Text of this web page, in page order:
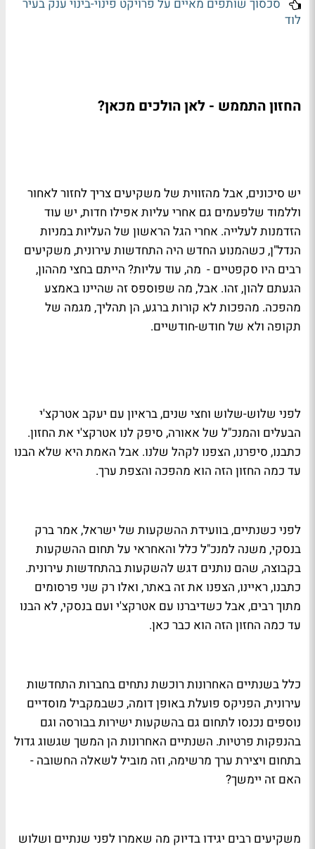
סכסוך שותפים מאיים על פרויקט פינוי-בינוי ענק בעיר
לוד
החזון התממש - לאן הולכים מכאן?
יש סיכונים, אבל מהזווית של משקיעים צריך לחזור לאחור
וללמוד שלפעמים גם אחרי עליות אפילו חדות, יש עוד
הזדמנות לעלייה. אחרי הגל הראשון של העליות במניות
הנדל"ן, כשהמנוע החדש היה התחדשות עירונית, משקיעים
רבים היו סקפטיים - מה, עוד עליות? הייתם בחצי מההון,
הגעתם להון, זהו. אבל, מה שפוספס זה שהיינו באמצע
מהפכה. מהפכות לא קורות ברגע, הן תהליך, מגמה של
תקופה ולא של חודש-חודשיים.
לפני שלוש-שלוש וחצי שנים, בראיון עם יעקב אטרקצ'י
הבעלים והמנכ"ל של אאורה, סיפק לנו אטרקצ'י את החזון.
כתבנו, סיפרנו, הצפנו לקהל שלנו. אבל האמת היא שלא הבנו
עד כמה החזון הזה הוא מהפכה והצפת ערך.
לפני כשנתיים, בוועידת ההשקעות של ישראל, אמר ברק
בנסקי, משנה למנכ"ל כלל והאחראי על תחום ההשקעות
בקבוצה, שהם נותנים דגש להשקעות בהתחדשות עירונית.
כתבנו, ראיינו, הצפנו את זה באתר, ואלו רק שני פרסומים
מתוך רבים, אבל כשדיברנו עם אטרקצ'י ועם בנסקי, לא הבנו
עד כמה החזון הזה הוא כבר כאן.
כלל בשנתיים האחרונות רוכשת נתחים בחברות התחדשות
עירונית, הפניקס פועלת באופן דומה, כשבמקביל מוסדיים
נוספים נכנסו לתחום גם בהשקעות ישירות בבורסה וגם
בהנפקות פרטיות. השנתיים האחרונות הן המשך שגשוג גדול
בתחום ויצירת ערך מרשימה, וזה מוביל לשאלה החשובה -
האם זה יימשך?
משקיעים רבים יגידו בדיוק מה שאמרו לפני שנתיים ושלוש